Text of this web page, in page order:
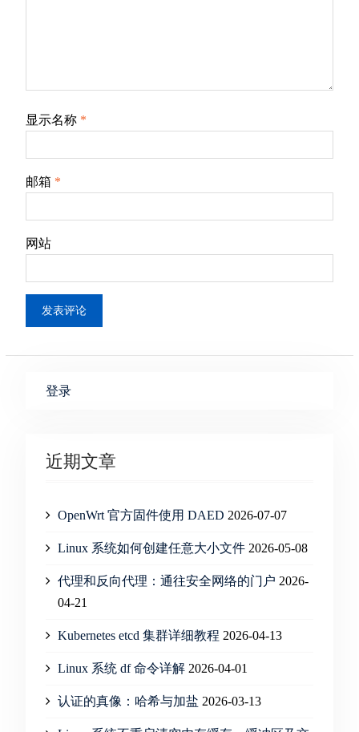
显示名称 *
邮箱 *
网站
登录
近期文章
OpenWrt 官方固件使用 DAED 2026-07-07
Linux 系统如何创建任意大小文件 2026-05-08
代理和反向代理：通往安全网络的门户 2026-
04-21
Kubernetes etcd 集群详细教程 2026-04-13
Linux 系统 df 命令详解 2026-04-01
认证的真像：哈希与加盐 2026-03-13